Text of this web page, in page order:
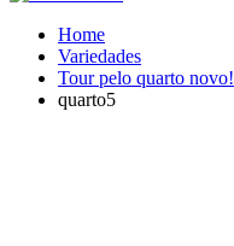
Home
Variedades
Tour pelo quarto novo!
quarto5